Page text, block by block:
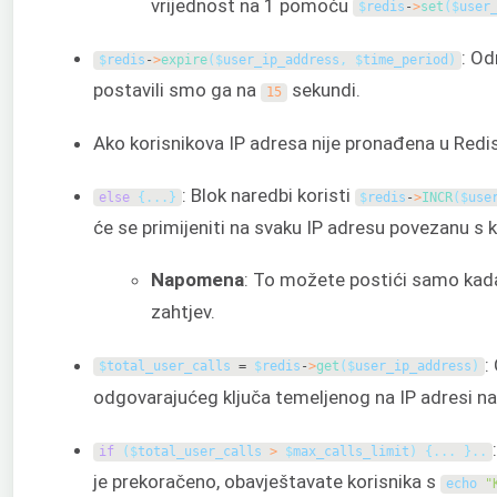
vrijednost na 1 pomoću $redis ->set ( $
$redis ->expire( $user_ip_address , $time_period ) :
postavili smo ga na
15 sekundi.
Ako korisnikova IP adresa nije pronađena u
else { . . . } : Blok naredbi koristi $redis ->INCR( $
će se primijeniti na svaku IP adresu povezanu s
Napomena: To možete postići samo
zahtjev.
$total_user_calls = $redis ->get ( $user_ip_address ) :
odgovarajućeg ključa temeljenog na IP adresi
if ( $total_user_calls > $max_calls_limit ) { . . . } . .
je prekoračeno, obavještavate korisnika s
echo